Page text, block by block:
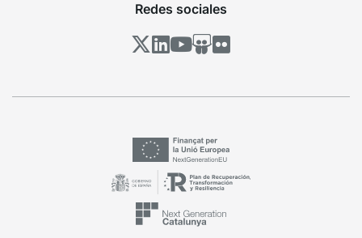
Redes sociales